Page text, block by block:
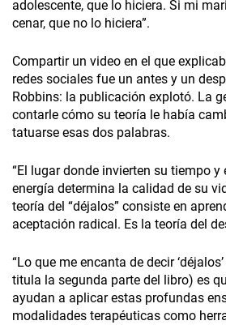
adolescente, que lo hiciera. Si mi
cenar, que no lo hiciera”.
Compartir un video en el que
redes sociales fue un antes y un
Robbins: la publicación explotó. La
contarle cómo su teoría le había
tatuarse esas dos palabras.
“El lugar donde invierten su tiempo y
energía determina la calidad de su
teoría del “déjalos” consiste en
aceptación radical. Es la teoría del
“Lo que me encanta de decir ‘déjalos’
titula la segunda parte del libro) es
ayudan a aplicar estas profundas
modalidades terapéuticas como